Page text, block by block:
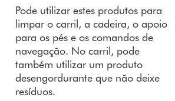
Pode utilizar estes produtos para
limpar o carril, a cadeira, o apoio
para os pés e os comandos de
navegação. No carril, pode
também utilizar um produto
desengordurante que não deixe
resíduos.